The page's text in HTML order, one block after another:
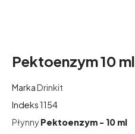
Pektoenzym 10
MarkaDrinkit
Indeks1154
PłynnyPektoenzym - 10 ml